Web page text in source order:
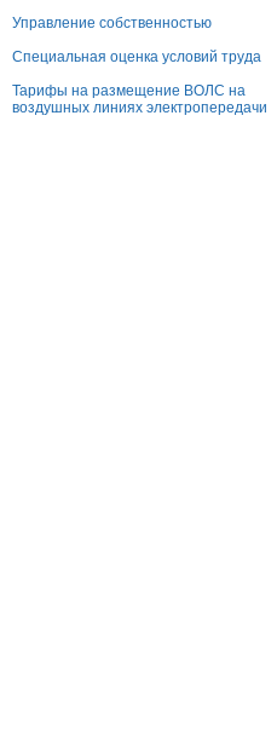
Управление собственностью
Специальная оценка условий труда
Тарифы на размещение ВОЛС на
воздушных линиях электропередачи